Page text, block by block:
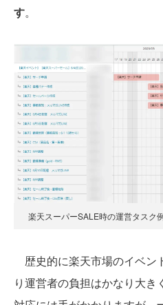
す。
楽天スーパーSALE時の運営タスク
歴史的に楽天市場のイベン
り運営者の負担はかなり大き